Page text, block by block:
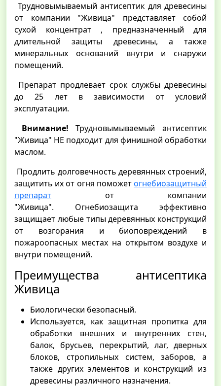
Трудновымываемый антисептик для древесины
от компании "Живица" представляет собой
сухой концентрат , предназначенный для
длительной защиты древесины, а также
минеральных оснований внутри и снаружи
помещений.
Препарат продлевает срок службы древесины
до 25 лет в зависимости от условий
эксплуатации.
Внимание! Трудновымываемый антисептик
"Живица" НЕ подходит для финишной обработки
маслом.
Продлить долговечность деревянных строений,
защитить их от огня поможетогнебиозащитный
препарат от компании
"Живица". Огнебиозащита эффективно
защищает любые типы деревянных конструкций
от возгорания и биоповреждений в
пожароопасных местах на открытом воздухе и
внутри помещений.
Преимущества антисептика
Живица
Биологически безопасный.
Используется, как защитная пропитка для
обработки внешних и внутренних стен,
балок, брусьев, перекрытий, лаг, дверных
блоков, стропильных систем, заборов, а
также других элементов и конструкций из
древесины различного назначения.